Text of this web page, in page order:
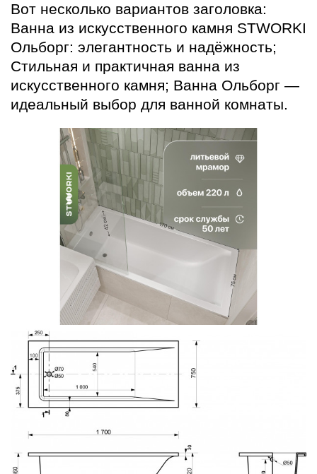
Вот несколько вариантов заголовка:
Ванна из искусственного камня STWORKI
Ольборг: элегантность и надёжность;
Стильная и практичная ванна из
искусственного камня; Ванна Ольборг —
идеальный выбор для ванной комнаты.